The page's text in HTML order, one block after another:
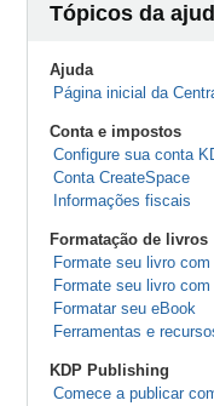
Tópicos da
Ajuda
Página inicial da
Conta e impostos
Configure sua conta
Conta CreateSpace
Informações fiscais
Formatação de livros
Formate seu livro
Formate seu livro
Formatar seu eBook
Ferramentas e
KDP Publishing
Comece a publicar